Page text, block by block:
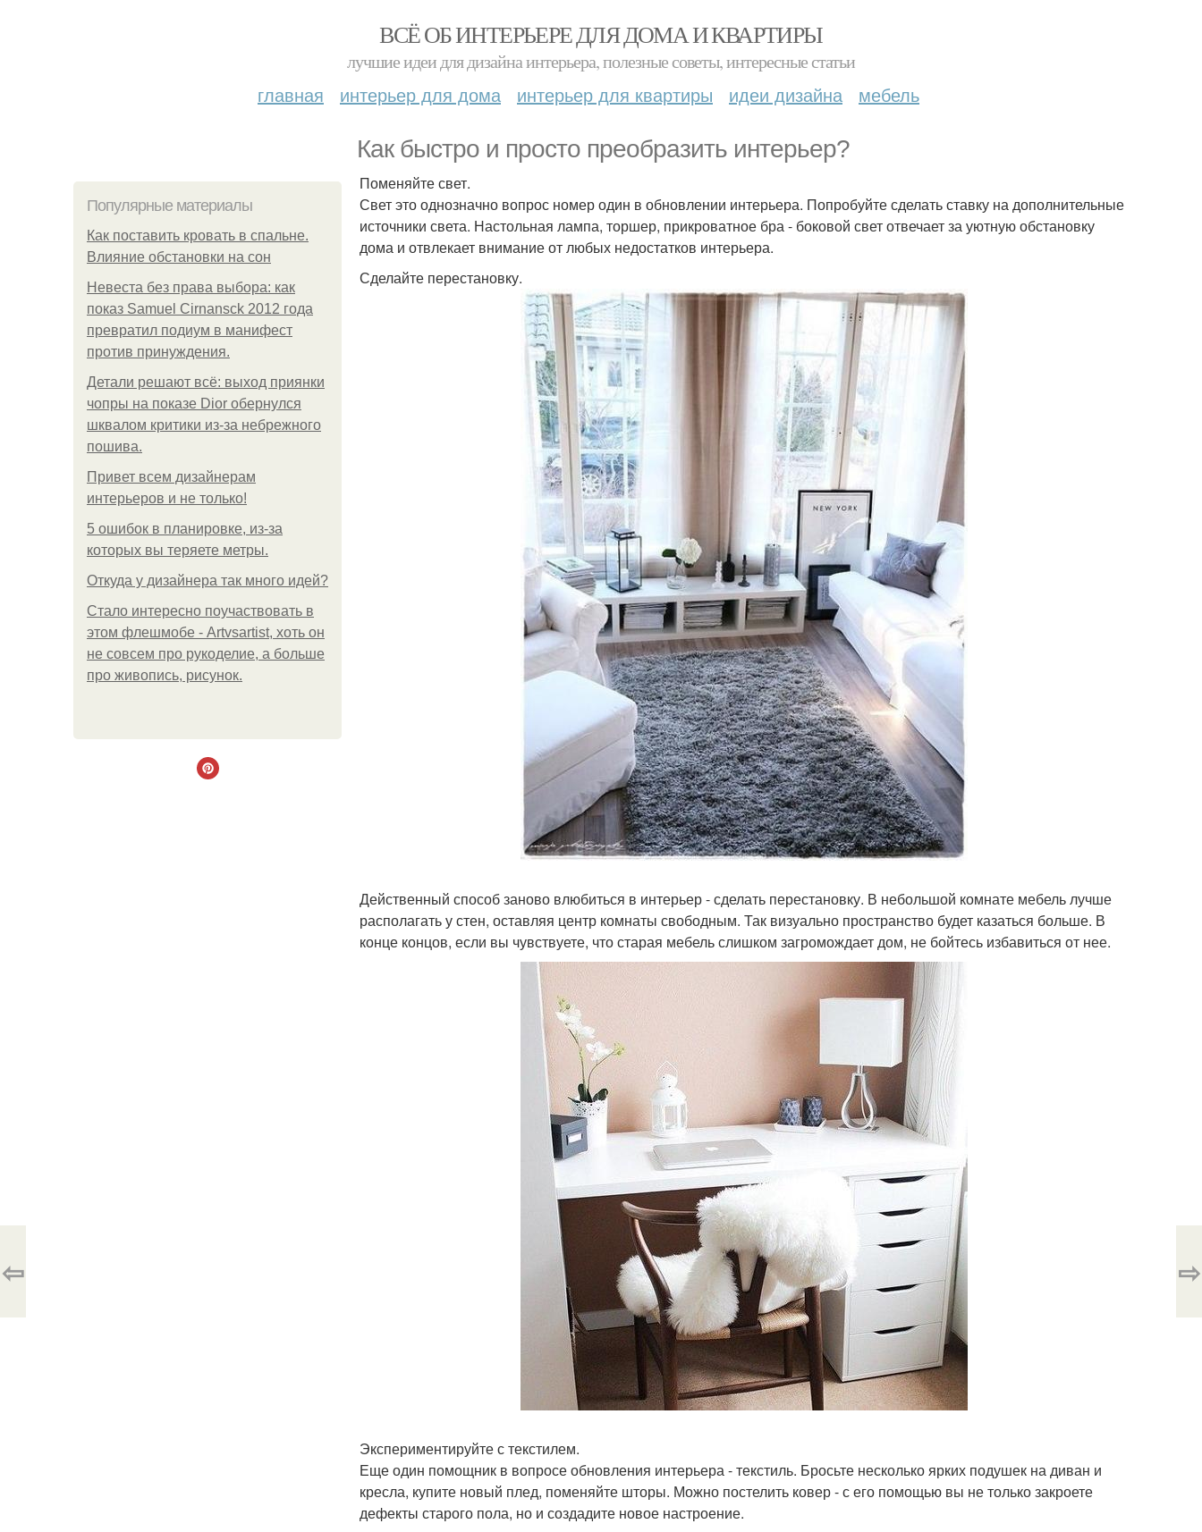
ВСЁ ОБ ИНТЕРЬЕРЕ ДЛЯ ДОМА И КВАРТИРЫ
лучшие идеи для дизайна интерьера, полезные советы, интересные статьи
главная интерьер для дома интерьер для квартиры идеи дизайна мебель
Как быстро и просто преобразить интерьер?
Популярные материалы
Как поставить кровать в спальне.
Влияние обстановки на сон
Невеста без права выбора: как
показ Samuel Cirnansck 2012 года
превратил подиум в манифест
против принуждения.
Детали решают всё: выход приянки
чопры на показе Dior обернулся
шквалом критики из-за небрежного
пошива.
Привет всем дизайнерам
интерьеров и не только!
5 ошибок в планировке, из-за
которых вы теряете метры.
Откуда у дизайнера так много идей?
Стало интересно поучаствовать в
этом флешмобе - Artvsartist, хоть он
не совсем про рукоделие, а больше
про живопись, рисунок.
Поменяйте свет.
Свет это однозначно вопрос номер один в обновлении интерьера. Попробуйте сделать ставку на дополнительные
источники света. Настольная лампа, торшер, прикроватное бра - боковой свет отвечает за уютную обстановку
дома и отвлекает внимание от любых недостатков интерьера.
Сделайте перестановку.
Действенный способ заново влюбиться в интерьер - сделать перестановку. В небольшой комнате мебель лучше
располагать у стен, оставляя центр комнаты свободным. Так визуально пространство будет казаться больше. В
конце концов, если вы чувствуете, что старая мебель слишком загромождает дом, не бойтесь избавиться от нее.
Экспериментируйте с текстилем.
Еще один помощник в вопросе обновления интерьера - текстиль. Бросьте несколько ярких подушек на диван и
кресла, купите новый плед, поменяйте шторы. Можно постелить ковер - с его помощью вы не только закроете
дефекты старого пола, но и создадите новое настроение.
⇦ ⇨